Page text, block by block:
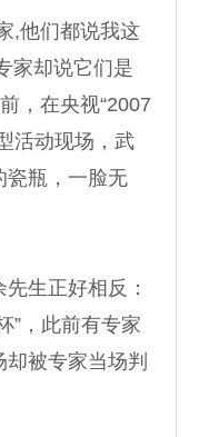
他们都说我这
家却说它们是
，在央视“2007
活动现场，武
瓷瓶，一脸无
生正好相反：
”，此前有专家
被专家当场判